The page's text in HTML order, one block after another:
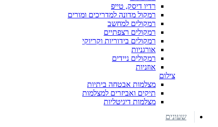
רדיו דיסק, טייפ
רמקול מדונה למדריכים ומורים
רמקולים למחשב
רמקולים רצפתיים
רמקולים בידוריות וקריוקי
אורגניות
רמקולים ניידים
אוזניות
צילום
מצלמות אבטחה ביתיות
תיקים ואביזרים למצלמות
מצלמות דיגיטליות
שעונים